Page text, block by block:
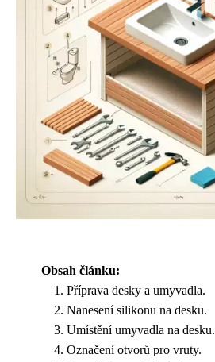
Obsah článku:
Příprava desky a umyvadla.
Nanesení silikonu na desku.
Umístění umyvadla na desku.
Označení otvorů pro vruty.